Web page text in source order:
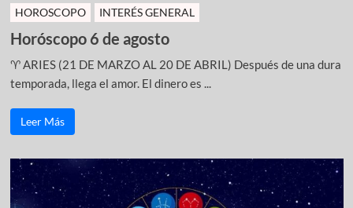
HOROSCOPO INTERÉS GENERAL
Horóscopo 6 de agosto
♈ ARIES (21 DE MARZO AL 20 DE ABRIL) Después de una dura
temporada, llega el amor. El dinero es ...
Leer Más